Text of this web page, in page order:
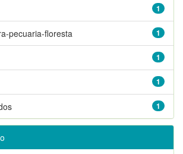
1
1
pecuaria-floresta
1
1
1